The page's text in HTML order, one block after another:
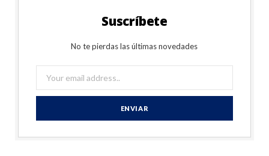
Suscríbete
No te pierdas las últimas novedades